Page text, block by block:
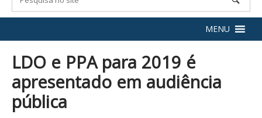
MENU
LDO e PPA para 2019 é
apresentado em audiência
pública